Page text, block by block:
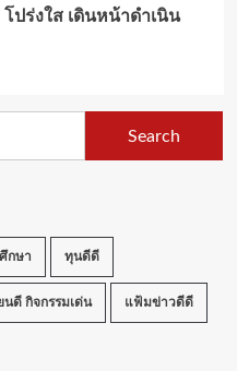
ปร่งใส เดินหน้าดำเนิน
กษา ทุนดีดี
นดี กิจกรรมเด่น แฟ้มข่าวดีดี